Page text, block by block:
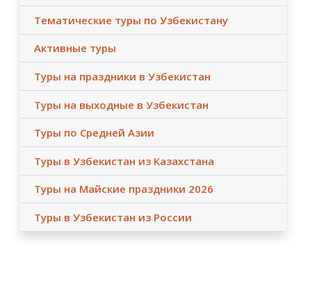
Тематические туры по Узбекистану
Активные туры
Туры на праздники в Узбекистан
Туры на выходные в Узбекистан
Туры по Средней Азии
Туры в Узбекистан из Казахстана
Туры на Майские праздники 2026
Туры в Узбекистан из России